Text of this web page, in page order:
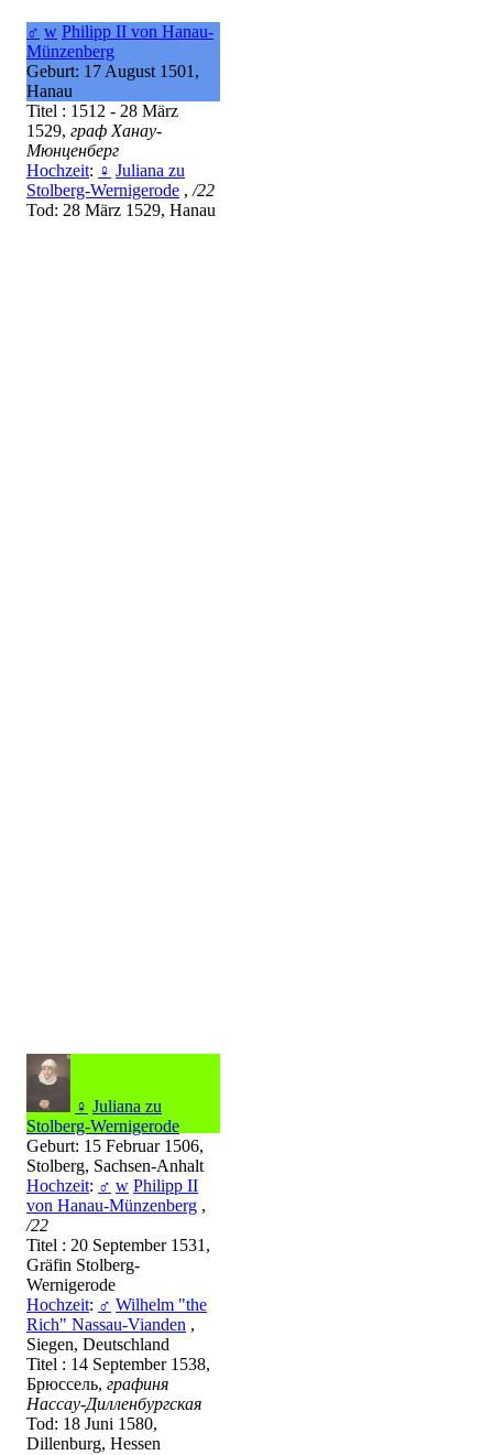
♂ w Philipp II von Hanau-
Münzenberg
Geburt: 17 August 1501,
Hanau
Titel : 1512 - 28 März
1529, граф Ханау-
Мюнценберг
Hochzeit: ♀ Juliana zu
Stolberg-Wernigerode , /22
Tod: 28 März 1529, Hanau
♀ Juliana zu
Stolberg-Wernigerode
Geburt: 15 Februar 1506,
Stolberg, Sachsen-Anhalt
Hochzeit: ♂ w Philipp II
von Hanau-Münzenberg ,
/22
Titel : 20 September 1531,
Gräfin Stolberg-
Wernigerode
Hochzeit: ♂ Wilhelm "the
Rich" Nassau-Vianden ,
Siegen, Deutschland
Titel : 14 September 1538,
Брюссель, графиня
Нассау-Дилленбургская
Tod: 18 Juni 1580,
Dillenburg, Hessen